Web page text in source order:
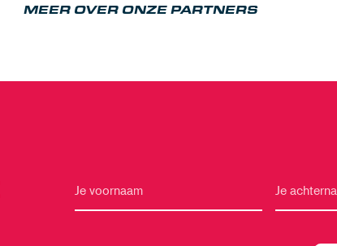
MEER OVER ONZE PARTNERS